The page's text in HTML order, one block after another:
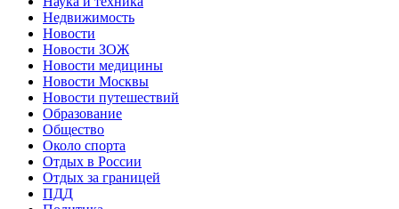
Недвижимость
Новости
Новости ЗОЖ
Новости медицины
Новости Москвы
Новости путешествий
Образование
Общество
Около спорта
Отдых в России
Отдых за границей
ПДД